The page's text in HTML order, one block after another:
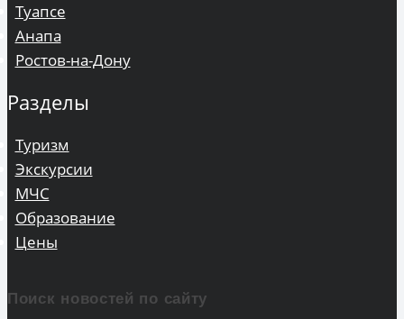
Туапсе
Анапа
Ростов-на-Дону
Разделы
Туризм
Экскурсии
МЧС
Образование
Цены
Поиск новостей по сайту